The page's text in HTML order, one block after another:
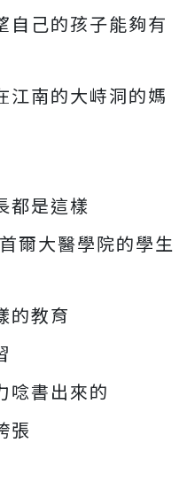
自己的孩子能夠有
江南的大峙洞的媽
都是這樣
爾大醫學院的學生
的教育
唸書出來的
張